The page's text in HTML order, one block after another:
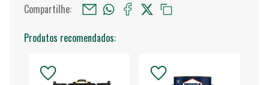
Compartilhe:
Produtos recomendados: